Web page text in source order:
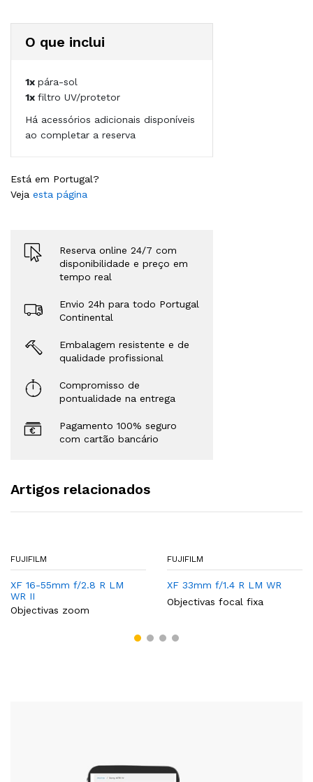
Reserva online 24/7 com
disponibilidade e preço em
tempo real
Envio 24h para todo Portugal
Continental
Embalagem resistente e de
qualidade profissional
Compromisso de
pontualidade na entrega
Pagamento 100% seguro
com cartão bancário
Está em Portugal?
Veja esta página
O que inclui
1x pára-sol
1x filtro UV/protetor
Há acessórios adicionais disponíveis
ao completar a reserva
Artigos relacionados
FUJIFILM
XF 16-55mm f/2.8 R LM
WR II
Objectivas zoom
FUJIFILM
XF 33mm f/1.4 R LM WR
Objectivas focal fixa